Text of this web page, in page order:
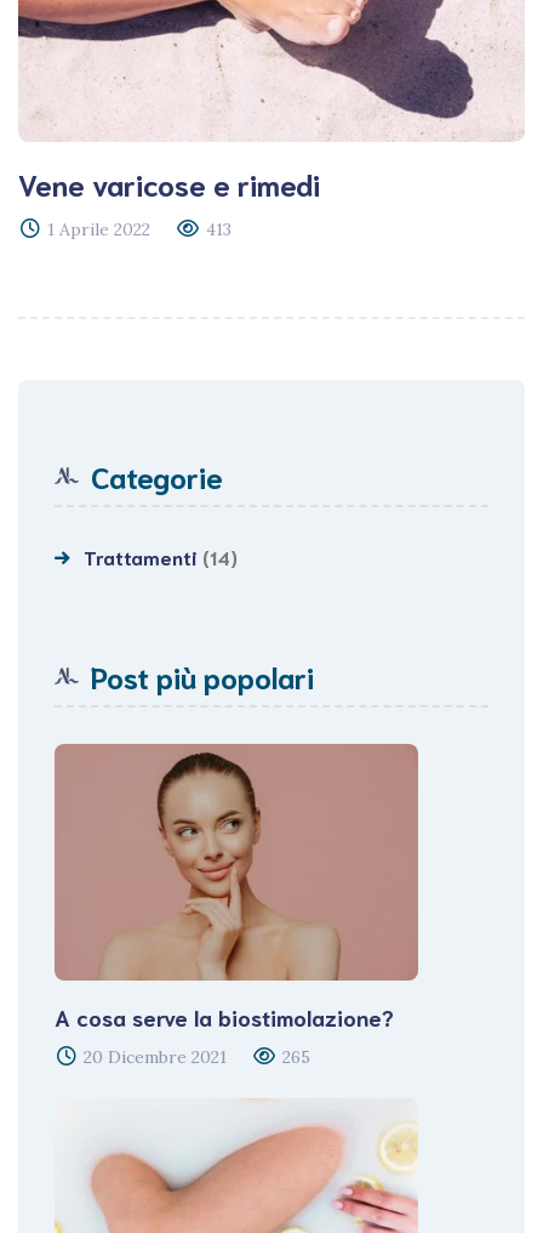
Vene varicose e rimedi
1 Aprile 2022 413
Categorie
Trattamenti (14)
Post più popolari
A cosa serve la biostimolazione?
20 Dicembre 2021 265